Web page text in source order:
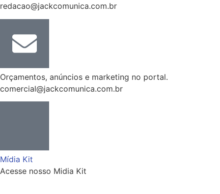
redacao@jackcomunica.com.br
Orçamentos, anúncios e marketing no portal.
comercial@jackcomunica.com.br
Mídia Kit
Acesse nosso Midia Kit